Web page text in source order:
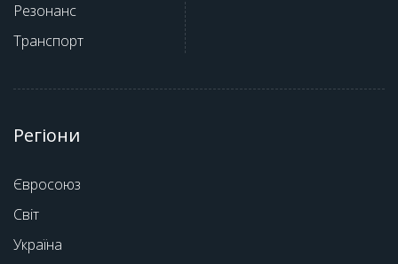
Резонанс
Транспорт
Регіони
Євросоюз
Світ
Україна